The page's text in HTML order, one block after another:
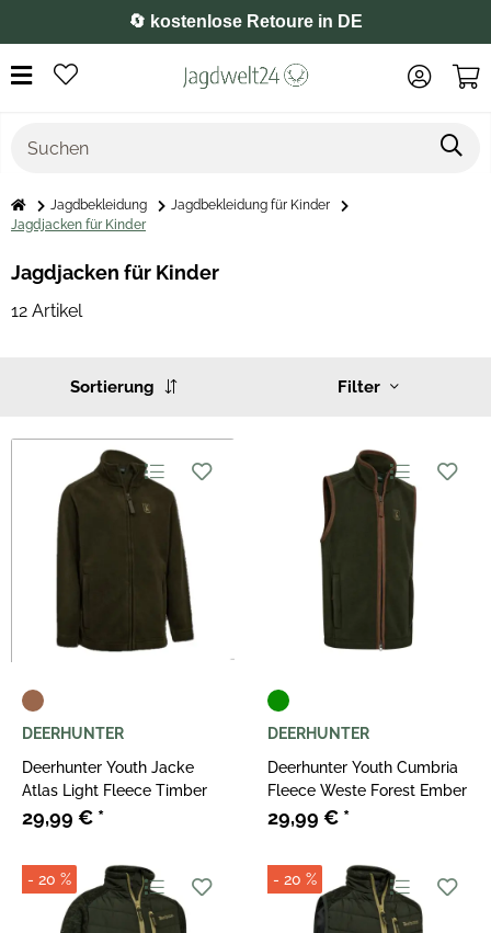
⭐️ 4,8 auf Google
Jagdbekleidung
Jagdbekleidung für Kinder
Jagdjacken für Kinder
Jagdjacken für Kinder
12 Artikel
Filter
Sortierung
DEERHUNTER
Deerhunter Youth Jacke
Atlas Light Fleece Timber
29,99 € *
DEERHUNTER
Deerhunter Youth Cumbria
Fleece Weste Forest Ember
29,99 € *
- 20 % - 20 %